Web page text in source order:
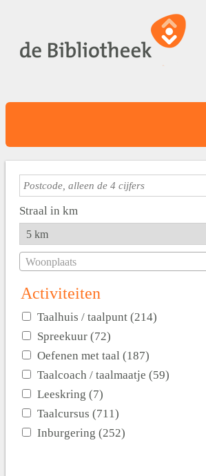
Straal in km
Woonplaats
Activiteiten
Taalhuis / taalpunt (214)
Spreekuur (72)
Oefenen met taal (187)
Taalcoach / taalmaatje (59)
Leeskring (7)
Taalcursus (711)
Inburgering (252)